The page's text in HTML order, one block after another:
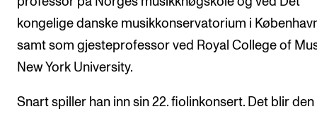
kongelige danske musikkonservatorium i
samt som gjesteprofessor ved Royal College of
New York University.
Snart spiller han inn sin 22. fiolinkonsert. Det blir den